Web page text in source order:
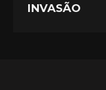
INVASÃO